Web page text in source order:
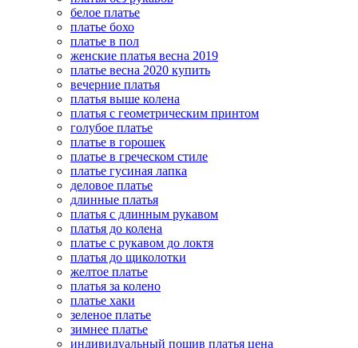
белое платье
платье бохо
платье в пол
женские платья весна 2019
платье весна 2020 купить
вечерние платья
платья выше колена
платья с геометрическим принтом
голубое платье
платье в горошек
платье в греческом стиле
платье гусиная лапка
деловое платье
длинные платья
платья с длинным рукавом
платья до колена
платье с рукавом до локтя
платья до щиколотки
желтое платье
платья за колено
платье хаки
зеленое платье
зимнее платье
индивидуальный пошив платья цена